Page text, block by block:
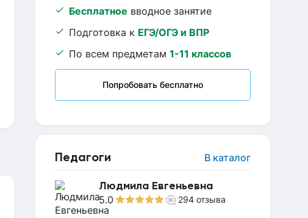
Бесплатное вводное занятие
Подготовка к ЕГЭ/ОГЭ и ВПР
По всем предметам 1-11 классов
Попробовать бесплатно
Педагоги В каталог
Людмила Евгеньевна
5.0 294 отзыва